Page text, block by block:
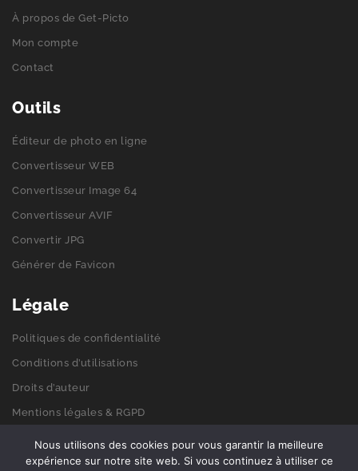
À propos de Get-Picto
Mon compte
Contact
Outils
Éditeur de photo en ligne
Convertisseur WEB
Convertisseur Image 64
Convertisseur AVIF
Convertir JPG
Générer de Favicon
Légale
Politiques de confidentialité
Conditions d’utilisations
Droits d’auteur
Mentions légales & RGPD
Nous utilisons des cookies pour vous garantir la meilleure
expérience sur notre site web. Si vous continuez à utiliser ce